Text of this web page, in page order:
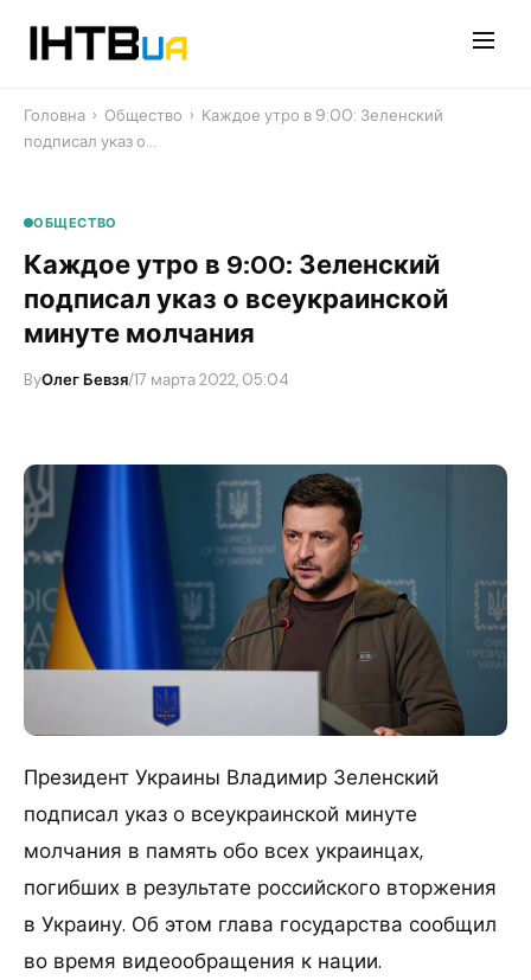
Головна › Общество › Каждое утро в 9:00: Зеленский
подписал указ о…
ОБЩЕСТВО
Каждое утро в 9:00: Зеленский
подписал указ о всеукраинской
минуте молчания
ByОлег Бевзя/17 марта 2022, 05:04
Президент Украины Владимир Зеленский
подписал указ о всеукраинской минуте
молчания в память обо всех украинцах,
погибших в результате российского вторжения
в Украину. Об этом глава государства сообщил
во время видеообращения к нации.